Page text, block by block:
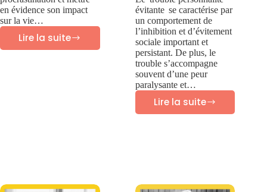
en évidence son impact
sur la vie…
Lire la suite
évitante se caractérise par
un comportement de
l’inhibition et d’évitement
sociale important et
persistant. De plus, le
trouble s’accompagne
souvent d’une peur
paralysante et…
Lire la suite